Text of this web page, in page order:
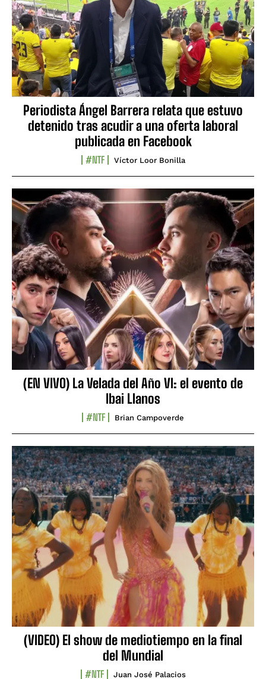
Periodista Ángel Barrera relata que estuvo
detenido tras acudir a una oferta laboral
publicada en Facebook
#NTF Víctor Loor Bonilla
(EN VIVO) La Velada del Año VI: el evento de
Ibai Llanos
#NTF Brian Campoverde
(VIDEO) El show de mediotiempo en la final
del Mundial
#NTF Juan José Palacios